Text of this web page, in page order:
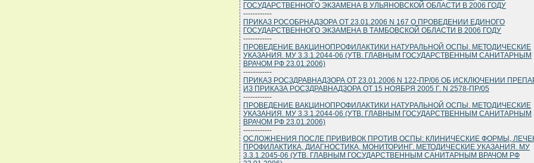
ГОСУДАРСТВЕННОГО ЭКЗАМЕНА В УЛЬЯНОВСКОЙ ОБЛАСТИ В 2006 ГОДУ
------------
ПРИКАЗ РОСОБРНАДЗОРА ОТ 23.01.2006 N 167 О ПРОВЕДЕНИИ ЕДИНОГО
ГОСУДАРСТВЕННОГО ЭКЗАМЕНА В ТАМБОВСКОЙ ОБЛАСТИ В 2006 ГОДУ
------------
ПРОВЕДЕНИЕ ВАКЦИНОПРОФИЛАКТИКИ НАТУРАЛЬНОЙ ОСПЫ. МЕТОДИЧЕСКИЕ
УКАЗАНИЯ. МУ 3.3.1.2044-06 (УТВ. ГЛАВНЫМ ГОСУДАРСТВЕННЫМ САНИТАРНЫМ
ВРАЧОМ РФ 23.01.2006)
------------
ПРИКАЗ РОСЗДРАВНАДЗОРА ОТ 23.01.2006 N 122-ПР/06 ОБ ИСКЛЮЧЕНИИ
ИЗ ПРИКАЗА РОСЗДРАВНАДЗОРА ОТ 15 НОЯБРЯ 2005 Г. N 2578-ПР/05
------------
ПРОВЕДЕНИЕ ВАКЦИНОПРОФИЛАКТИКИ НАТУРАЛЬНОЙ ОСПЫ. МЕТОДИЧЕСКИЕ
УКАЗАНИЯ. МУ 3.3.1.2044-06 (УТВ. ГЛАВНЫМ ГОСУДАРСТВЕННЫМ САНИТАРНЫМ
ВРАЧОМ РФ 23.01.2006)
------------
ОСЛОЖНЕНИЯ ПОСЛЕ ПРИВИВОК ПРОТИВ ОСПЫ: КЛИНИЧЕСКИЕ ФОРМЫ,
ПРОФИЛАКТИКА, ДИАГНОСТИКА, МОНИТОРИНГ. МЕТОДИЧЕСКИЕ УКАЗАНИЯ. МУ
3.3.1.2045-06 (УТВ. ГЛАВНЫМ ГОСУДАРСТВЕННЫМ САНИТАРНЫМ ВРАЧОМ РФ